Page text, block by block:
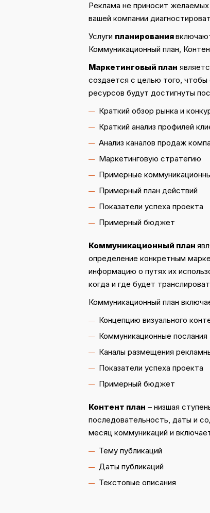
Реклама не приносит
вашей компании
Услуги планирования
Коммуникационный план,
Маркетинговый план
создается с целью того,
ресурсов будут достигнуты
Краткий обзор рынка и
Краткий анализ профилей
Анализ каналов продаж
Маркетинговую стратегию
Примерные
Примерный план действий
Показатели успеха проекта
Примерный бюджет
Коммуникационный план
определение конкретным
информацию о путях их
когда и где будет
Коммуникационный план
Концепцию визуального
Коммуникационные послания
Каналы размещения
Показатели успеха проекта
Примерный бюджет
Контент план – низшая
последовательность, даты и
месяц коммуникаций и
Тему публикаций
Даты публикаций
Текстовые описания